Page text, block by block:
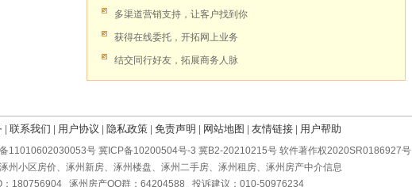
多渠道营销支持，让客户找到你
获得在线委托，开拓网上业务
结交同行好友，拓展商务人脉
联系我们 用户协议 隐私政策 免责声明 网站地图 友情链接 用户帮助
11010602030053号 冀ICP备10200504号-3 冀B2-20210215号 软件著作权2020SR0186927号
州小区房价、涿州新房、涿州楼盘、涿州二手房、涿州租房、涿州房产中介信息
180756904 涿州房产QQ群：64204588 投诉建议：010-50976234